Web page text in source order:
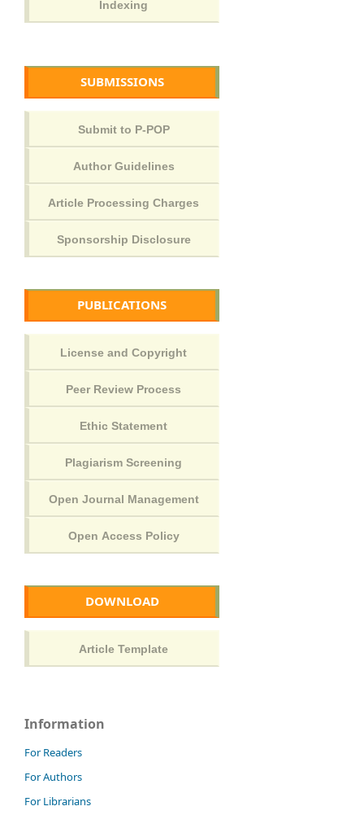
SUBMISSIONS
PUBLICATIONS
DOWNLOAD
Information
For Readers
For Authors
For Librarians